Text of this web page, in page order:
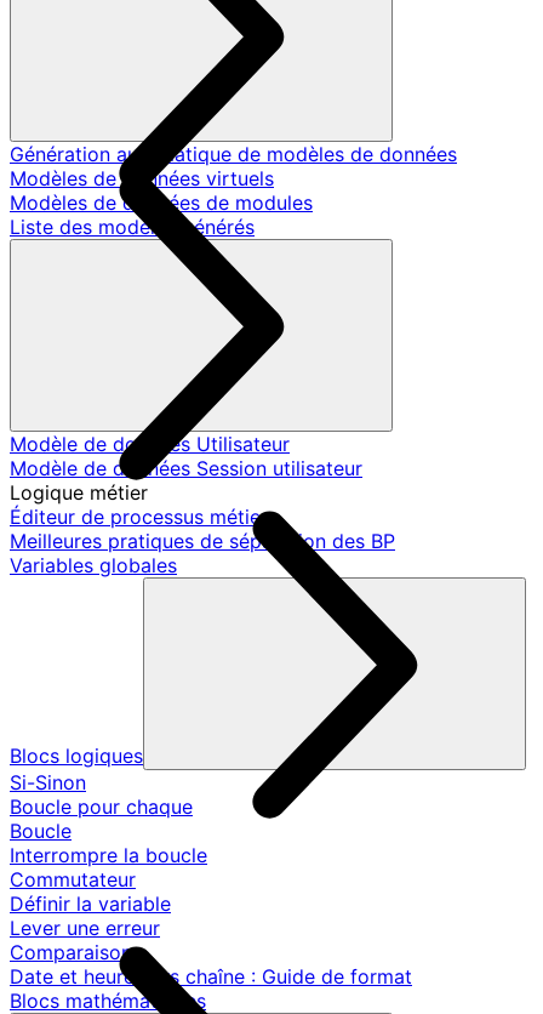
Génération automatique de modèles de données
Modèles de données virtuels
Modèles de données de modules
Liste des modèles générés
Modèle de données Utilisateur
Modèle de données Session utilisateur
Logique métier
Éditeur de processus métier
Meilleures pratiques de séparation des BP
Variables globales
Blocs logiques
Si-Sinon
Boucle pour chaque
Boucle
Interrompre la boucle
Commutateur
Définir la variable
Lever une erreur
Comparaison
Date et heure vers chaîne : Guide de format
Blocs mathématiques